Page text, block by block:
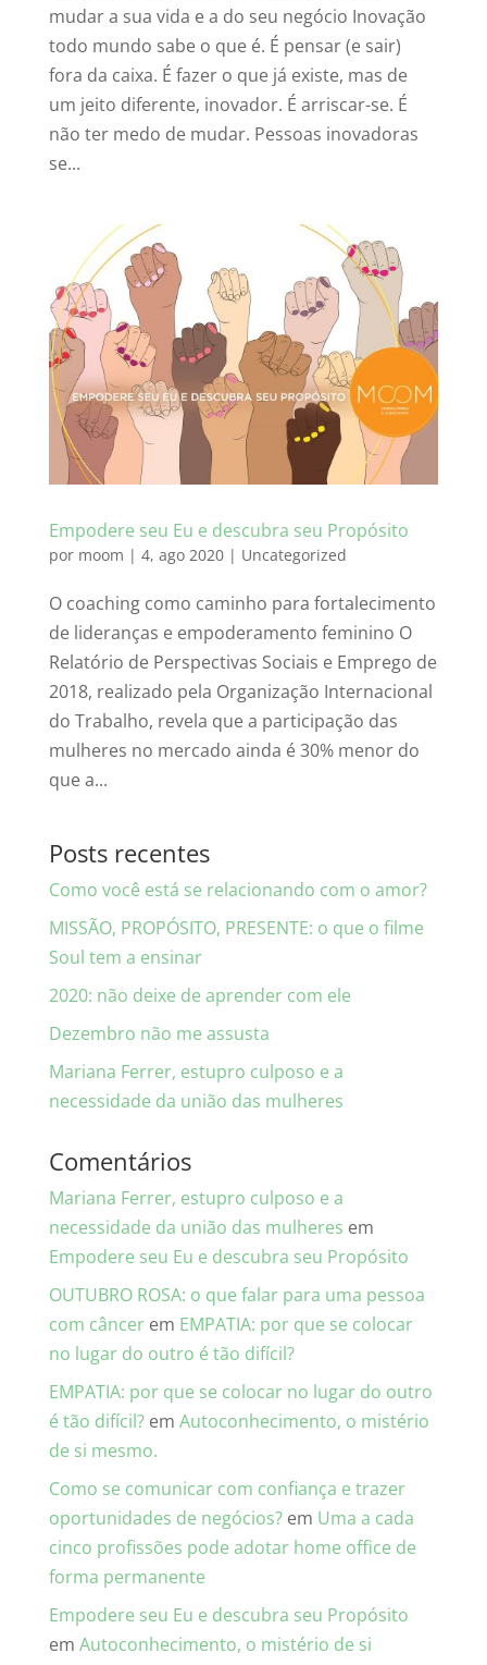
mudar a sua vida e a do seu negócio Inovação
todo mundo sabe o que é. É pensar (e sair)
fora da caixa. É fazer o que já existe, mas de
um jeito diferente, inovador. É arriscar-se. É
não ter medo de mudar. Pessoas inovadoras
se...
Empodere seu Eu e descubra seu Propósito
por moom | 4, ago 2020| Uncategorized
O coaching como caminho para fortalecimento
de lideranças e empoderamento feminino O
Relatório de Perspectivas Sociais e Emprego de
2018, realizado pela Organização Internacional
do Trabalho, revela que a participação das
mulheres no mercado ainda é 30% menor do
que a...
Posts recentes
Como você está se relacionando com o amor?
MISSÃO, PROPÓSITO, PRESENTE: o que o filme
Soul tem a ensinar
2020: não deixe de aprender com ele
Dezembro não me assusta
Mariana Ferrer, estupro culposo e a
necessidade da união das mulheres
Comentários
Mariana Ferrer, estupro culposo e a
necessidade da união das mulheres em
Empodere seu Eu e descubra seu Propósito
OUTUBRO ROSA: o que falar para uma pessoa
com câncerem EMPATIA: por que se colocar
no lugar do outro é tão difícil?
EMPATIA: por que se colocar no lugar do outro
é tão difícil?em Autoconhecimento, o mistério
de si mesmo.
Como se comunicar com confiança e trazer
oportunidades de negócios?em Uma a cada
cinco profissões pode adotar home office de
forma permanente
Empodere seu Eu e descubra seu Propósito
em Autoconhecimento, o mistério de si